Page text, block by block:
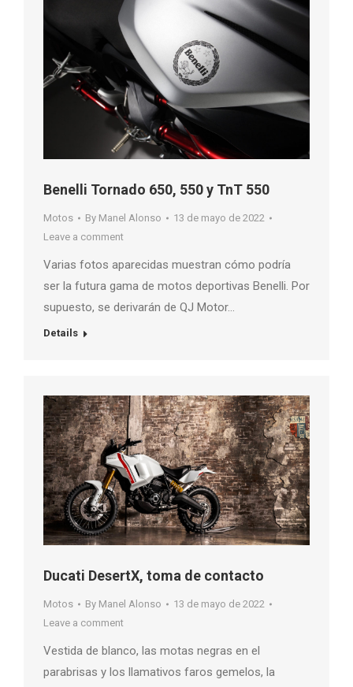
Benelli Tornado 650, 550 y TnT 550
Motos By Manel Alonso
13 de mayo de 2022
Leave a comment
Varias fotos aparecidas muestran cómo podría
ser la futura gama de motos deportivas Benelli. Por
supuesto, se derivarán de QJ Motor…
Details
Ducati DesertX, toma de contacto
Motos By Manel Alonso
13 de mayo de 2022
Leave a comment
Vestida de blanco, las motas negras en el
parabrisas y los llamativos faros gemelos, la